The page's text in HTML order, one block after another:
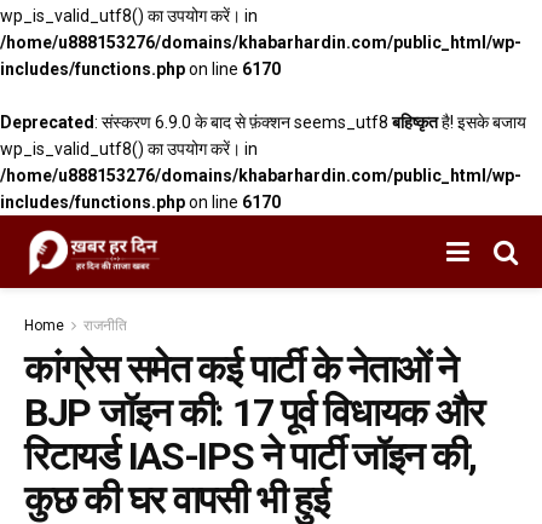
wp_is_valid_utf8() का उपयोग करें। in
/home/u888153276/domains/khabarhardin.com/public_html/wp-
includes/functions.phpon line 6170
Deprecated: संस्करण 6.9.0 के बाद से फ़ंक्शन seems_utf8बहिष्कृतहै! इसके बजाय
wp_is_valid_utf8() का उपयोग करें। in
/home/u888153276/domains/khabarhardin.com/public_html/wp-
includes/functions.phpon line 6170
Home राजनीति
कांग्रेस समेत कई पार्टी के नेताओं ने
BJP जॉइन की: 17 पूर्व विधायक और
रिटायर्ड IAS-IPS ने पार्टी जॉइन की,
कुछ की घर वापसी भी हुई